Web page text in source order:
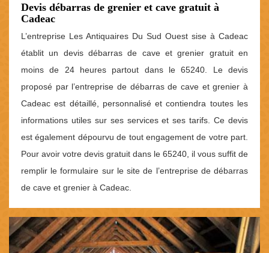
Devis débarras de grenier et cave gratuit à
Cadeac
L’entreprise Les Antiquaires Du Sud Ouest sise à Cadeac
établit un devis débarras de cave et grenier gratuit en
moins de 24 heures partout dans le 65240. Le devis
proposé par l’entreprise de débarras de cave et grenier à
Cadeac est détaillé, personnalisé et contiendra toutes les
informations utiles sur ses services et ses tarifs. Ce devis
est également dépourvu de tout engagement de votre part.
Pour avoir votre devis gratuit dans le 65240, il vous suffit de
remplir le formulaire sur le site de l’entreprise de débarras
de cave et grenier à Cadeac.